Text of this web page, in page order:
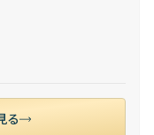
る